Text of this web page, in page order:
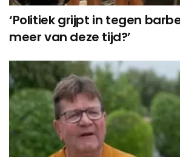
‘Politiek grijpt in tegen
meer van deze tijd?’